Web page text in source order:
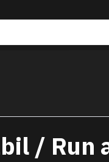
/ Run